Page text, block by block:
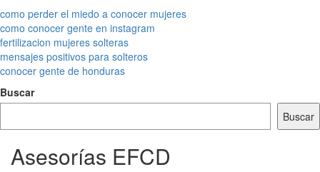
como perder el miedo a conocer mujeres
como conocer gente en instagram
fertilizacion mujeres solteras
mensajes positivos para solteros
conocer gente de honduras
Buscar
Buscar
Asesorías EFCD